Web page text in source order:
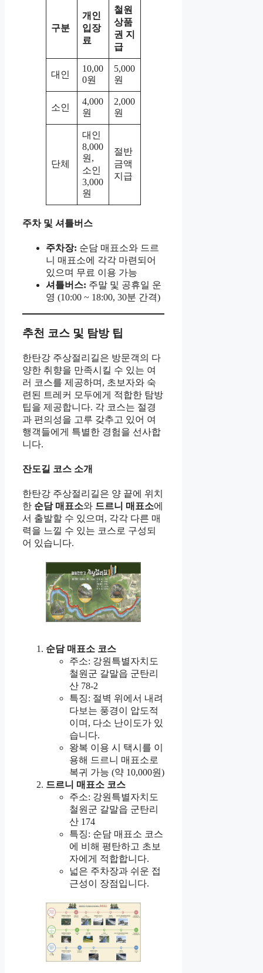
구분
개인
입장
료
철원
상품
권 지
급
대인
10,00
0원
5,000
원
소인
4,000
원
2,000
원
단체
대인
8,000
원,
소인
3,000
원
절반
금액
지급
주차 및 셔틀버스
주차장: 순담 매표소와 드르
니 매표소에 각각 마련되어
있으며 무료 이용 가능
셔틀버스: 주말 및 공휴일 운
영 (10:00 ~ 18:00, 30분 간격)
추천 코스 및 탐방 팁
한탄강 주상절리길은 방문객의 다
양한 취향을 만족시킬 수 있는 여
러 코스를 제공하며, 초보자와 숙
련된 트레커 모두에게 적합한 탐방
팁을 제공합니다. 각 코스는 절경
과 편의성을 고루 갖추고 있어 여
행객들에게 특별한 경험을 선사합
니다.
잔도길 코스 소개
한탄강 주상절리길은 양 끝에 위치
한 순담 매표소와 드르니 매표소에
서 출발할 수 있으며, 각각 다른 매
력을 느낄 수 있는 코스로 구성되
어 있습니다.
순담 매표소 코스
주소: 강원특별자치도
철원군 갈말읍 군탄리
산 78-2
특징: 절벽 위에서 내려
다보는 풍경이 압도적
이며, 다소 난이도가 있
습니다.
왕복 이용 시 택시를 이
용해 드르니 매표소로
복귀 가능 (약 10,000원)
드르니 매표소 코스
주소: 강원특별자치도
철원군 갈말읍 군탄리
산 174
특징: 순담 매표소 코스
에 비해 평탄하고 초보
자에게 적합합니다.
넓은 주차장과 쉬운 접
근성이 장점입니다.